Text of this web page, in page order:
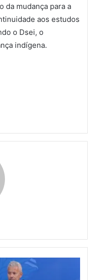
da mudança para a
aos estudos
o Dsei, o
indígena.